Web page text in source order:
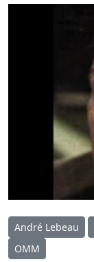
André Lebeau
OMM